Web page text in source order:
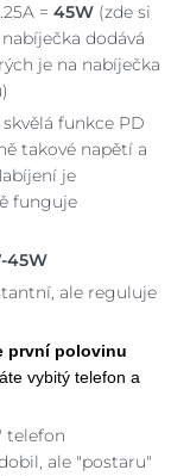
= 45W(zde si
dodává
je na nabíječka
funkce PD
takové napětí a
je
funguje
45W
ale reguluje
první polovinu
vybitý telefon a
telefon
ale "postaru"